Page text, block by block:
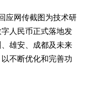
应网传截图为技术研
人民币正式落地发
雄安、成都及未来
不断优化和完善功